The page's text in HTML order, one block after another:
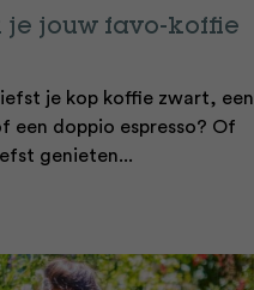
je jouw favo-koffie
je kop koffie zwart, een
een doppio espresso? Of
genieten...